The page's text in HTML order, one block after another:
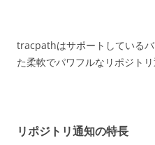
tracpathはサポートしている
た柔軟でパワフルなリポジト
リポジトリ通知の特長